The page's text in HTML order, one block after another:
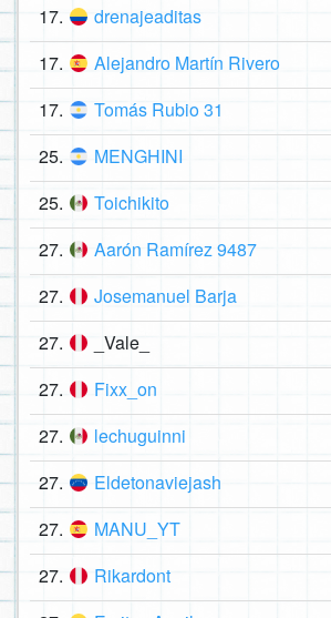
17. drenajeaditas
17. Alejandro Martín Rivero
17. Tomás Rubio 31
25. MENGHINI
25. Toichikito
27. Aarón Ramírez 9487
27. Josemanuel Barja
27. _Vale_
27. Fixx_on
27. lechuguinni
27. Eldetonaviejash
27. MANU_YT
27. Rikardont